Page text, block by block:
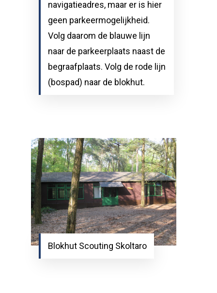
navigatieadres, maar er is hier
geen parkeermogelijkheid.
Volg daarom de blauwe lijn
naar de parkeerplaats naast de
begraafplaats. Volg de rode lijn
(bospad) naar de blokhut.
Blokhut Scouting Skoltaro